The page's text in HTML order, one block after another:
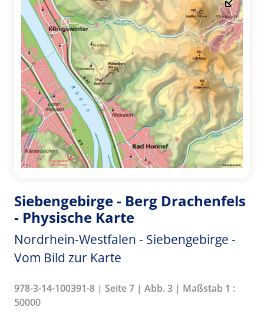
Siebengebirge - Berg Drachenfels
- Physische Karte
Nordrhein-Westfalen - Siebengebirge -
Vom Bild zur Karte
978-3-14-100391-8 | Seite 7 | Abb. 3 | Maßstab 1 :
50000